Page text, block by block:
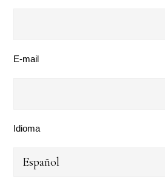
E-mail
Idioma